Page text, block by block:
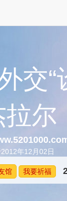
交“
拉尔
年12月02日
馆 我要祈福